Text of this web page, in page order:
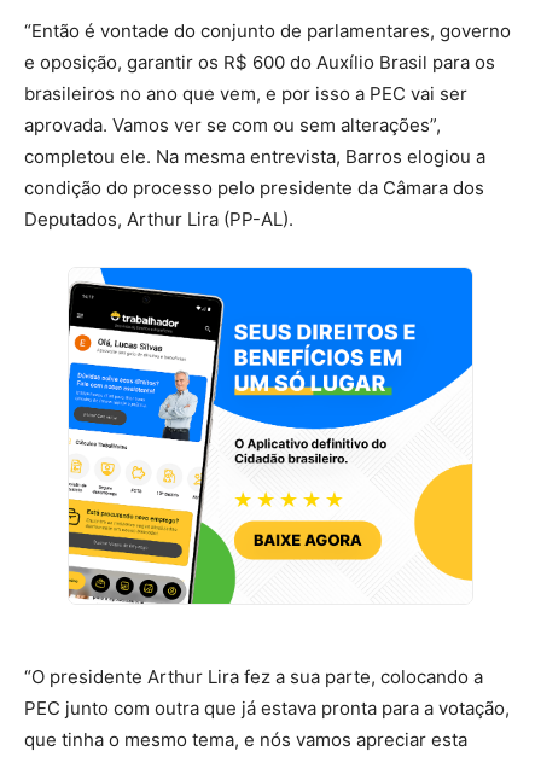
“Então é vontade do conjunto de parlamentares, governo
e oposição, garantir os R$ 600 do Auxílio Brasil para os
brasileiros no ano que vem, e por isso a PEC vai ser
aprovada. Vamos ver se com ou sem alterações”,
completou ele. Na mesma entrevista, Barros elogiou a
condição do processo pelo presidente da Câmara dos
Deputados, Arthur Lira (PP-AL).
“O presidente Arthur Lira fez a sua parte, colocando a
PEC junto com outra que já estava pronta para a votação,
que tinha o mesmo tema, e nós vamos apreciar esta